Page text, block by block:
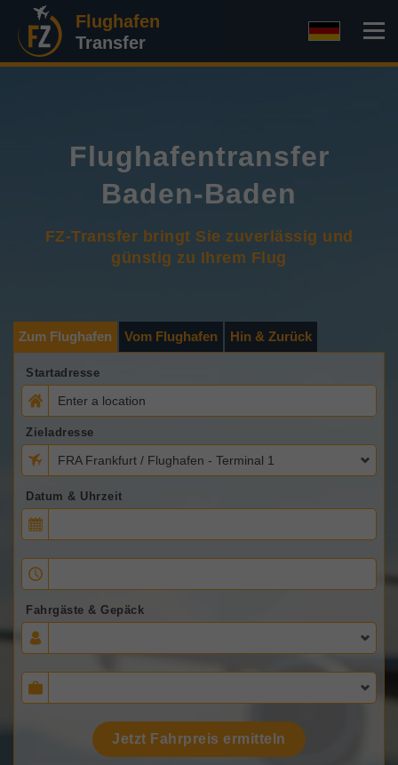
Flughafen
Transfer
Flughafentransfer
Baden-Baden
FZ-Transfer bringt Sie zuverlässig und
günstig zu Ihrem Flug
Zum Flughafen Vom Flughafen Hin & Zurück
Startadresse
Zieladresse
FRA Frankfurt / Flughafen - Terminal 1
Datum & Uhrzeit
Fahrgäste & Gepäck
Jetzt Fahrpreis ermitteln